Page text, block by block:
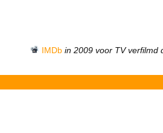
IMDb in 2009 voor TV verfilmd